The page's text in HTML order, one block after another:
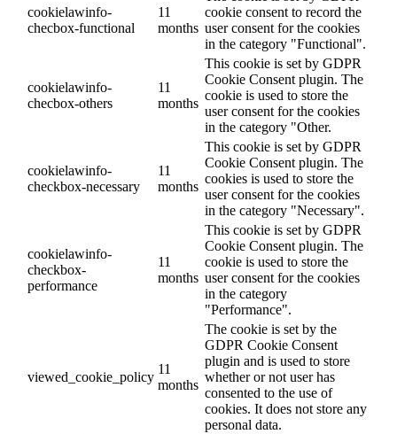
cookielawinfo-
checbox-functional
11
months
cookie consent to record the
user consent for the cookies
in the category "Functional".
cookielawinfo-
checbox-others
11
months
This cookie is set by GDPR
Cookie Consent plugin. The
cookie is used to store the
user consent for the cookies
in the category "Other.
cookielawinfo-
checkbox-necessary
11
months
This cookie is set by GDPR
Cookie Consent plugin. The
cookies is used to store the
user consent for the cookies
in the category "Necessary".
cookielawinfo-
checkbox-
performance
11
months
This cookie is set by GDPR
Cookie Consent plugin. The
cookie is used to store the
user consent for the cookies
in the category
"Performance".
viewed_cookie_policy
11
months
The cookie is set by the
GDPR Cookie Consent
plugin and is used to store
whether or not user has
consented to the use of
cookies. It does not store any
personal data.